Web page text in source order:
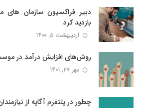
دبیر فراکسیون سازمان های
بازدید کرد
اردیبهشت ۵, ۱۴۰۰
روش‌های افزایش درآمد در
مهر ۲۷, ۱۴۰۱
چطور در پلتفرم آگاپه از